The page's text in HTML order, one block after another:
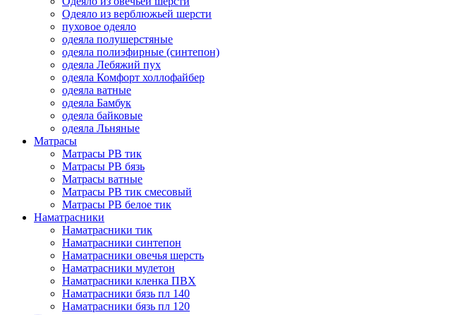
Одеяло из верблюжьей шерсти
пуховое одеяло
одеяла полушерстяные
одеяла полиэфирные (синтепон)
одеяла Лебяжий пух
одеяла Комфорт холлофайбер
одеяла ватные
одеяла Бамбук
одеяла байковые
одеяла Льняные
Матрасы
Матрасы РВ тик
Матрасы РВ бязь
Матрасы ватные
Матрасы РВ тик смесовый
Матрасы РВ белое тик
Наматрасники
Наматрасники тик
Наматрасники синтепон
Наматрасники овечья шерсть
Наматрасники мулетон
Наматрасники кленка ПВХ
Наматрасники бязь пл 140
Наматрасники бязь пл 120